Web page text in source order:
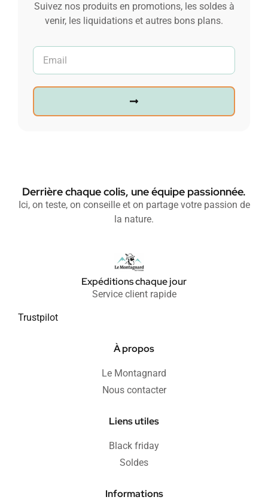
Suivez nos produits en promotions, les soldes à
venir, les liquidations et autres bons plans.
Derrière chaque colis, une équipe passionnée.
Ici, on teste, on conseille et on partage votre passion de
la nature.
Expéditions chaque jour
Service client rapide
Trustpilot
À propos
Le Montagnard
Nous contacter
Liens utiles
Black friday
Soldes
Informations